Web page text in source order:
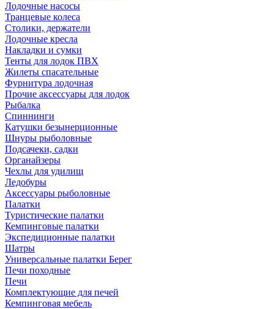
Лодочные насосы
Транцевые колеса
Столики, держатели
Лодочные кресла
Накладки и сумки
Тенты для лодок ПВХ
Жилеты спасательные
Фурнитура лодочная
Прочие аксессуары для лодок
Рыбалка
Спиннинги
Катушки безынерционные
Шнуры рыболовные
Подсачеки, садки
Органайзеры
Чехлы для удилищ
Ледобуры
Аксессуары рыболовные
Палатки
Туристические палатки
Кемпинговые палатки
Экспедиционные палатки
Шатры
Универсальные палатки Берег
Печи походные
Печи
Комплектующие для печей
Кемпинговая мебель